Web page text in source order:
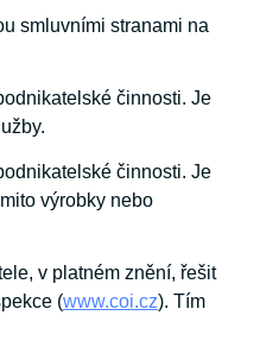
smluvními stranami na
činnosti. Je
činnosti. Je
výrobky nebo
v platném znění, řešit
(www.coi.cz). Tím